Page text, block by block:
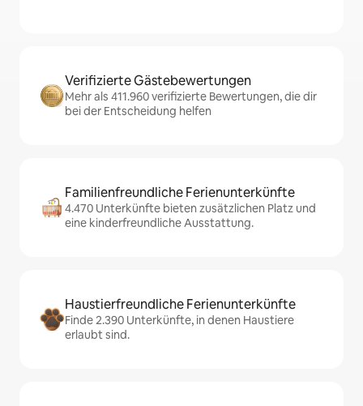
Verifizierte Gästebewertungen
Mehr als 411.960 verifizierte Bewertungen, die dir
bei der Entscheidung helfen
Familienfreundliche Ferienunterkünfte
4.470 Unterkünfte bieten zusätzlichen Platz und
eine kinderfreundliche Ausstattung.
Haustierfreundliche Ferienunterkünfte
Finde 2.390 Unterkünfte, in denen Haustiere
erlaubt sind.